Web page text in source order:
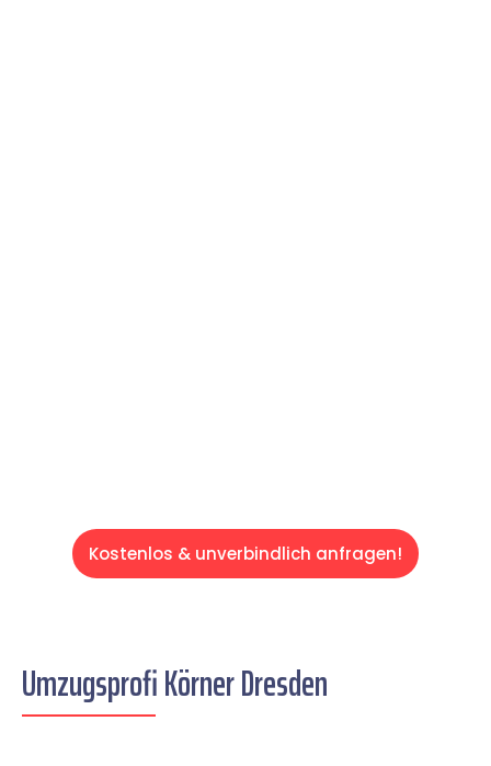
Kostenlos & unverbindlich anfragen!
Umzugsprofi Körner Dresden